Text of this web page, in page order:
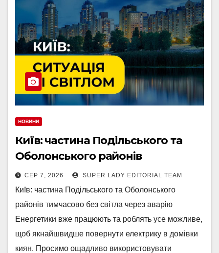
НОВИНИ
Київ: частина Подільського та
Оболонського районів
тимчасово без світла через
аварію
СЕР 7, 2026 SUPER LADY EDITORIAL TEAM
Київ: частина Подільського та Оболонського
районів тимчасово без світла через аварію
Енергетики вже працюють та роблять усе можливе,
щоб якнайшвидше повернути електрику в домівки
киян. Просимо ощадливо використовувати